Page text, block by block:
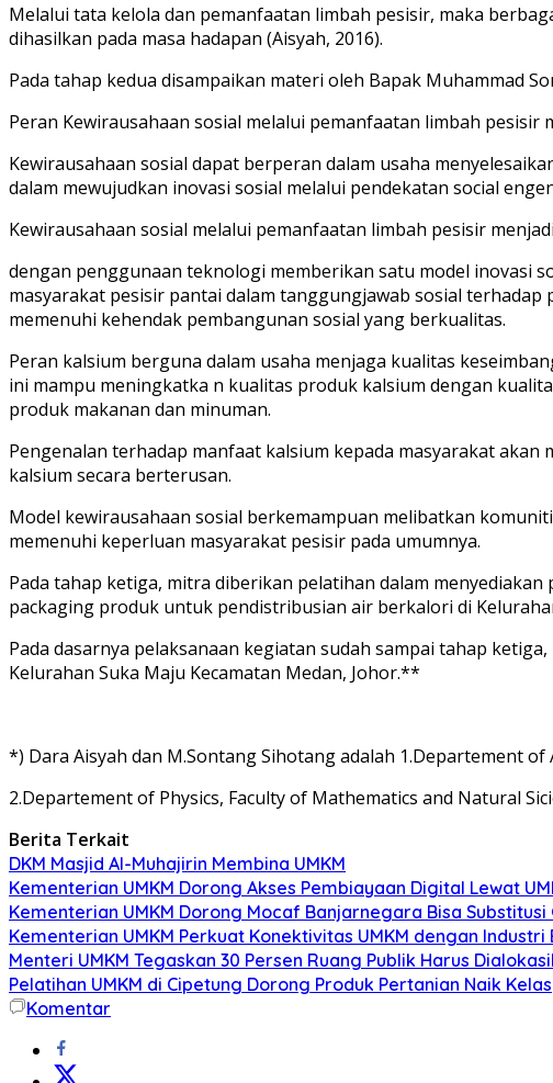
Melalui tata kelola dan pemanfaatan limbah pesisir, maka
dihasilkan pada masa hadapan (Aisyah, 2016).
Pada tahap kedua disampaikan materi oleh Bapak Muhammad
Peran Kewirausahaan sosial melalui pemanfaatan limbah
Kewirausahaan sosial dapat berperan dalam usaha
dalam mewujudkan inovasi sosial melalui pendekatan social
Kewirausahaan sosial melalui pemanfaatan limbah pesisir
dengan penggunaan teknologi memberikan satu model inovasi
masyarakat pesisir pantai dalam tanggungjawab sosial
memenuhi kehendak pembangunan sosial yang berkualitas.
Peran kalsium berguna dalam usaha menjaga kualitas
ini mampu meningkatka n kualitas produk kalsium dengan
produk makanan dan minuman.
Pengenalan terhadap manfaat kalsium kepada masyarakat
kalsium secara berterusan.
Model kewirausahaan sosial berkemampuan melibatkan
memenuhi keperluan masyarakat pesisir pada umumnya.
Pada tahap ketiga, mitra diberikan pelatihan dalam
packaging produk untuk pendistribusian air berkalori di
Pada dasarnya pelaksanaan kegiatan sudah sampai tahap
Kelurahan Suka Maju Kecamatan Medan, Johor.**
*) Dara Aisyah dan M.Sontang Sihotang adalah 1.Departement
2.Departement of Physics, Faculty of Mathematics and Natural
Berita Terkait
DKM Masjid Al-Muhajirin Membina UMKM
Kementerian UMKM Dorong Akses Pembiayaan Digital Lewat
Kementerian UMKM Dorong Mocaf Banjarnegara Bisa Substitusi
Kementerian UMKM Perkuat Konektivitas UMKM dengan
Menteri UMKM Tegaskan 30 Persen Ruang Publik Harus
Pelatihan UMKM di Cipetung Dorong Produk Pertanian Naik Kelas
Komentar